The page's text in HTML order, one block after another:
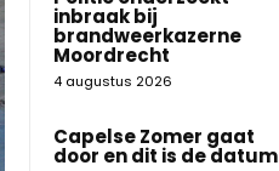
inbraak bij
brandweerkazerne
Moordrecht
4 augustus 2026
Capelse Zomer gaat
door en dit is de datum